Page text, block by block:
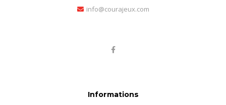
info@courajeux.com
Informations